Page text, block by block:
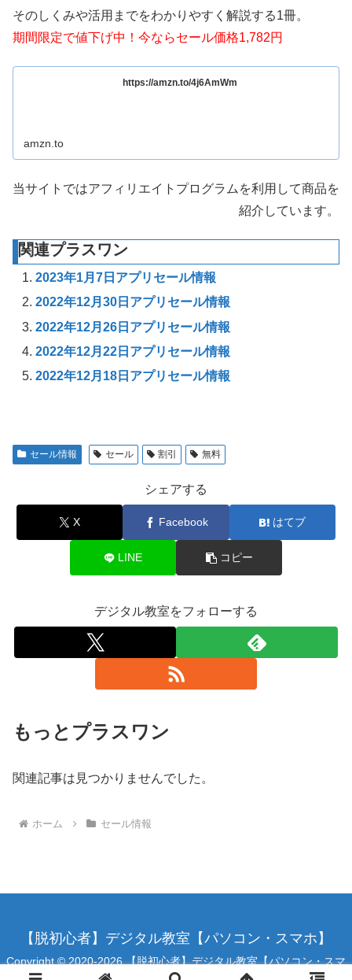
そのしくみや活用までをわかりやすく解説する1冊。
期間限定で値下げ中！今ならセール価格1,782円
https://amzn.to/4j6AmWm
amzn.to
当サイトではアフィリエイトプログラムを利用して商品を
紹介しています。
関連プラスワン
2023年1月7日アプリセール情報
2022年12月30日アプリセール情報
2022年12月26日アプリセール情報
2022年12月22日アプリセール情報
2022年12月18日アプリセール情報
セール情報 セール 割引 無料
シェアする
X Facebook はてブ
LINE コピー
デジタル教室をフォローする
もっとプラスワン
関連記事は見つかりませんでした。
ホーム セール情報
【脱初心者】デジタル教室【パソコン・スマホ】
Copyright © 2020-2026 【脱初心者】デジタル教室【パソコン・スマ